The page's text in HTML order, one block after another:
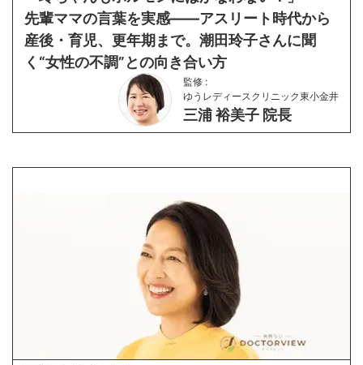
先輩ママの言葉を実感——アスリート時代から
産後・育児、更年期まで。潮田玲子さんに聞
く“女性の不調”との向き合い方
監修 :
ゆうレディースクリニック東小金井
三浦 裕美子 院長